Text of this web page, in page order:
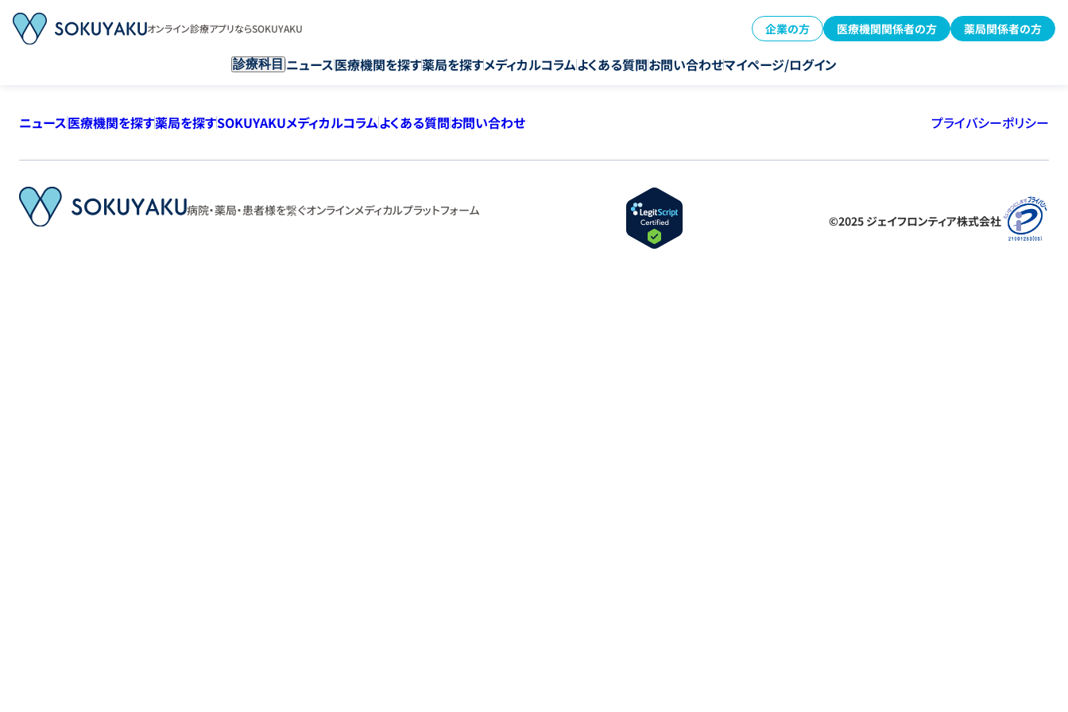
オンライン診療アプリならSOKUYAKU 企業の方 医療機関関係者の方 薬局関係者の方
診療科目 ニュース医療機関を探す薬局を探すメディカルコラムよくある質問お問い合わせマイページ/ログイン
ニュース医療機関を探す薬局を探すSOKUYAKUメディカルコラムよくある質問お問い合わせ プライバシーポリシー
病院・薬局・患者様を繋ぐオンラインメディカルプラットフォーム
©2025 ジェイフロンティア株式会社